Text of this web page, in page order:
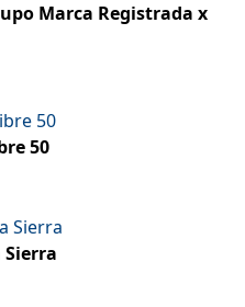
Marca Registrada x
50
Sierra